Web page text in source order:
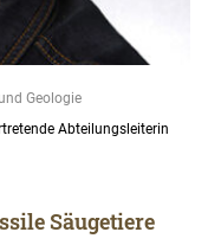
Geologie
Abteilungsleiterin
Säugetiere